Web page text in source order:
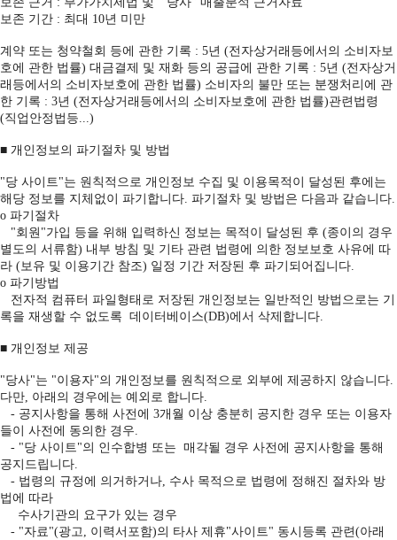
보존 기간 : 최대 10년 미만
계약 또는 청약철회 등에 관한 기록 : 5년 (전자상거래등에서의 소비자보
호에 관한 법률) 대금결제 및 재화 등의 공급에 관한 기록 : 5년 (전자상거
래등에서의 소비자보호에 관한 법률) 소비자의 불만 또는 분쟁처리에 관
한 기록 : 3년 (전자상거래등에서의 소비자보호에 관한 법률)관련법령
(직업안정법등...)
■ 개인정보의 파기절차 및 방법
"당 사이트"는 원칙적으로 개인정보 수집 및 이용목적이 달성된 후에는
해당 정보를 지체없이 파기합니다. 파기절차 및 방법은 다음과 같습니다.
ο 파기절차
"회원"가입 등을 위해 입력하신 정보는 목적이 달성된 후 (종이의 경우
별도의 서류함) 내부 방침 및 기타 관련 법령에 의한 정보보호 사유에 따
라 (보유 및 이용기간 참조) 일정 기간 저장된 후 파기되어집니다.
ο 파기방법
전자적 컴퓨터 파일형태로 저장된 개인정보는 일반적인 방법으로는 기
록을 재생할 수 없도록 데이터베이스(DB)에서 삭제합니다.
■ 개인정보 제공
"당사"는 "이용자"의 개인정보를 원칙적으로 외부에 제공하지 않습니다.
다만, 아래의 경우에는 예외로 합니다.
- 공지사항을 통해 사전에 3개월 이상 충분히 공지한 경우 또는 이용자
들이 사전에 동의한 경우.
- "당 사이트"의 인수합병 또는 매각될 경우 사전에 공지사항을 통해
공지드립니다.
- 법령의 규정에 의거하거나, 수사 목적으로 법령에 정해진 절차와 방
법에 따라
수사기관의 요구가 있는 경우
- "자료"(광고, 이력서포함)의 타사 제휴"사이트" 동시등록 관련(아래